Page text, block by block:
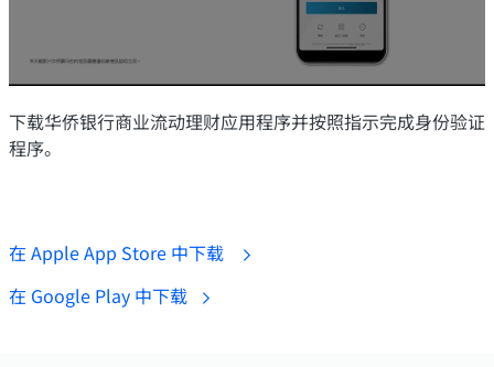
下载华侨银行商业流动理财应用程序并按照指示完成身份验证
程序。
在 Apple App Store 中下载
在 Google Play 中下载